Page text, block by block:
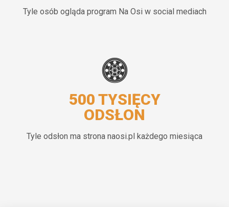
Tyle osób ogląda program Na Osi w social mediach
500 TYSIĘCY
ODSŁON
Tyle odsłon ma strona naosi.pl każdego miesiąca